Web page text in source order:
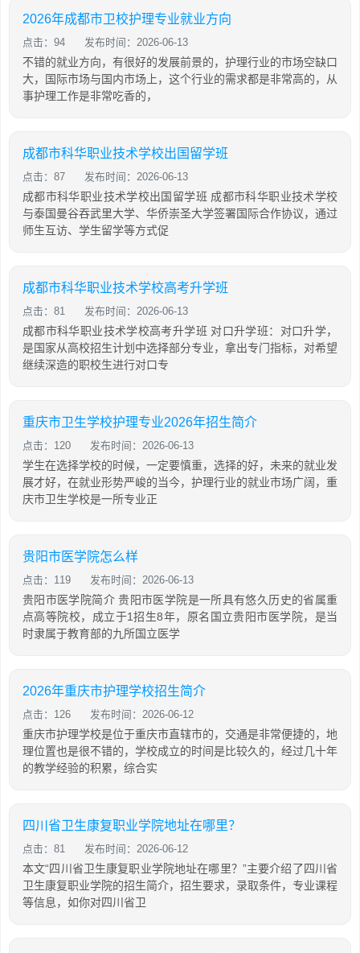
2026年成都市卫校护理专业就业方向
点击：94 发布时间：2026-06-13
不错的就业方向，有很好的发展前景的，护理行业的市场空缺口
大，国际市场与国内市场上，这个行业的需求都是非常高的，从
事护理工作是非常吃香的，
成都市科华职业技术学校出国留学班
点击：87 发布时间：2026-06-13
成都市科华职业技术学校出国留学班 成都市科华职业技术学校
与泰国曼谷吞武里大学、华侨崇圣大学签署国际合作协议，通过
师生互访、学生留学等方式促
成都市科华职业技术学校高考升学班
点击：81 发布时间：2026-06-13
成都市科华职业技术学校高考升学班 对口升学班：对口升学，
是国家从高校招生计划中选择部分专业，拿出专门指标，对希望
继续深造的职校生进行对口专
重庆市卫生学校护理专业2026年招生简介
点击：120 发布时间：2026-06-13
学生在选择学校的时候，一定要慎重，选择的好，未来的就业发
展才好，在就业形势严峻的当今，护理行业的就业市场广阔，重
庆市卫生学校是一所专业正
贵阳市医学院怎么样
点击：119 发布时间：2026-06-13
贵阳市医学院简介 贵阳市医学院是一所具有悠久历史的省属重
点高等院校，成立于1招生8年，原名国立贵阳市医学院，是当
时隶属于教育部的九所国立医学
2026年重庆市护理学校招生简介
点击：126 发布时间：2026-06-12
重庆市护理学校是位于重庆市直辖市的，交通是非常便捷的，地
理位置也是很不错的，学校成立的时间是比较久的，经过几十年
的教学经验的积累，综合实
四川省卫生康复职业学院地址在哪里？
点击：81 发布时间：2026-06-12
本文“四川省卫生康复职业学院地址在哪里？”主要介绍了四川省
卫生康复职业学院的招生简介，招生要求，录取条件，专业课程
等信息，如你对四川省卫